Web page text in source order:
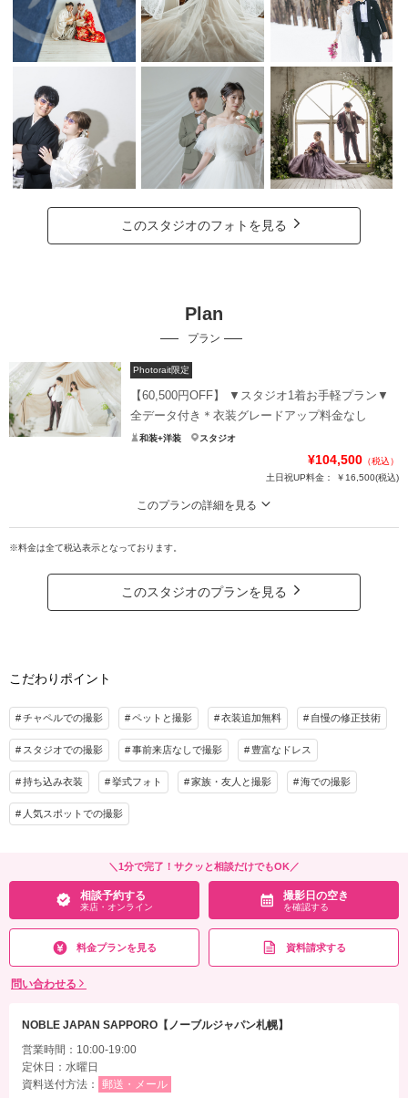
このスタジオのフォトを見る
Plan
プラン
Photorait限定
【60,500円OFF】 ▼スタジオ1着お手軽プラン▼
全データ付き＊衣装グレードアップ料金なし
和装+洋装 スタジオ
¥104,500 （税込）
土日祝UP料金：
￥16,500(税込)
このプランの詳細を見る
【60,500円OFF】 ▼スタジオ1着お手軽プラン▼ 全データ付き＊衣装グレード
アップ料金なし
景をお選びいただき、最低100カットの全データ付き。お衣装のランクグレー
ドアップ料金なしなのでドレス約100着、和装約50着の中からお好きなものを1
撮影料
着付け ヘアメイク 小物一式
アルバム データ 100カット 台紙付写真
衣装追加 会食
家族と撮影 家族用衣装レンタル ペットと撮影
相談予約する
※料金は全て税込表示となっております。
このスタジオのプランを見る
こだわりポイント
チャペルでの撮影 ペットと撮影 衣装追加無料 自慢の修正技術
スタジオでの撮影 事前来店なしで撮影 豊富なドレス
持ち込み衣装 挙式フォト 家族・友人と撮影 海での撮影
人気スポットでの撮影
＼1分で完了！サクッと相談だけでもOK／
相談予約する
来店・オンライン
撮影日の空き
を確認する
料金プランを見る 資料請求する
問い合わせる
NOBLE JAPAN SAPPORO【ノーブルジャパン札幌】
営業時間：10:00-19:00
定休日：水曜日
資料送付方法：
郵送・メール